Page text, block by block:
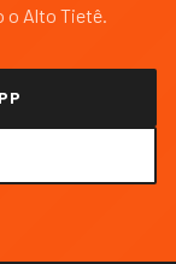
o Alto Tietê.